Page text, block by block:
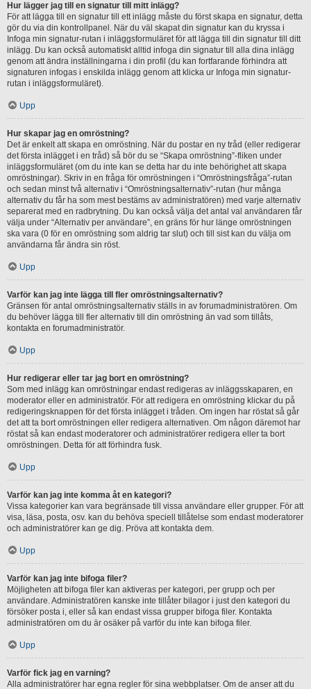
Hur lägger jag till en signatur till mitt inlägg?
För att lägga till en signatur till ett inlägg måste du först skapa en signatur, detta
gör du via din kontrollpanel. När du väl skapat din signatur kan du kryssa i
Infoga min signatur-rutan i inläggsformuläret för att lägga till din signatur till ditt
inlägg. Du kan också automatiskt alltid infoga din signatur till alla dina inlägg
genom att ändra inställningarna i din profil (du kan fortfarande förhindra att
signaturen infogas i enskilda inlägg genom att klicka ur Infoga min signatur-
rutan i inläggsformuläret).
Upp
Hur skapar jag en omröstning?
Det är enkelt att skapa en omröstning. När du postar en ny tråd (eller redigerar
det första inlägget i en tråd) så bör du se “Skapa omröstning”-fliken under
inläggsformuläret (om du inte kan se detta har du inte behörighet att skapa
omröstningar). Skriv in en fråga för omröstningen i “Omröstningsfråga”-rutan
och sedan minst två alternativ i “Omröstningsalternativ”-rutan (hur många
alternativ du får ha som mest bestäms av administratören) med varje alternativ
separerat med en radbrytning. Du kan också välja det antal val användaren får
välja under “Alternativ per användare”, en gräns för hur länge omröstningen
ska vara (0 för en omröstning som aldrig tar slut) och till sist kan du välja om
användarna får ändra sin röst.
Upp
Varför kan jag inte lägga till fler omröstningsalternativ?
Gränsen för antal omröstningsalternativ ställs in av forumadministratören. Om
du behöver lägga till fler alternativ till din omröstning än vad som tillåts,
kontakta en forumadministratör.
Upp
Hur redigerar eller tar jag bort en omröstning?
Som med inlägg kan omröstningar endast redigeras av inläggsskaparen, en
moderator eller en administratör. För att redigera en omröstning klickar du på
redigeringsknappen för det första inlägget i tråden. Om ingen har röstat så går
det att ta bort omröstningen eller redigera alternativen. Om någon däremot har
röstat så kan endast moderatorer och administratörer redigera eller ta bort
omröstningen. Detta för att förhindra fusk.
Upp
Varför kan jag inte komma åt en kategori?
Vissa kategorier kan vara begränsade till vissa användare eller grupper. För att
visa, läsa, posta, osv. kan du behöva speciell tillåtelse som endast moderatorer
och administratörer kan ge dig. Pröva att kontakta dem.
Upp
Varför kan jag inte bifoga filer?
Möjligheten att bifoga filer kan aktiveras per kategori, per grupp och per
användare. Administratören kanske inte tillåter bilagor i just den kategori du
försöker posta i, eller så kan endast vissa grupper bifoga filer. Kontakta
administratören om du är osäker på varför du inte kan bifoga filer.
Upp
Varför fick jag en varning?
Alla administratörer har egna regler för sina webbplatser. Om de anser att du